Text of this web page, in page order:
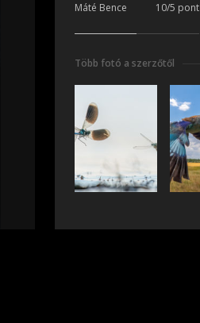
Máté Bence
10/5 pont
Több fotó a szerzőtől